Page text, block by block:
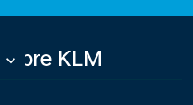
Sobre KLM
keyboard_arrow_down